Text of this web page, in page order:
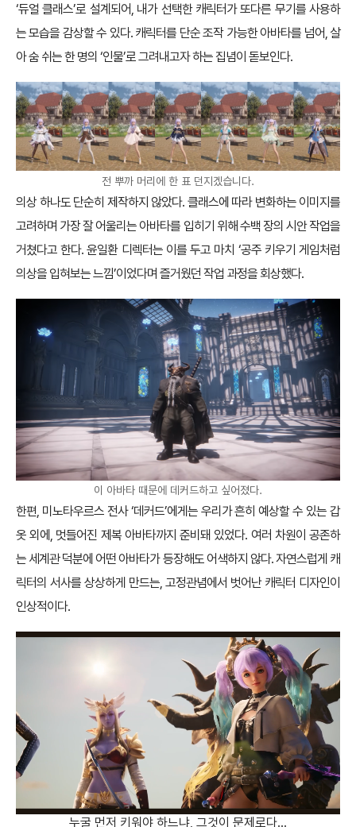
‘듀얼 클래스’로 설계되어, 내가 선택한 캐릭터가 또다른 무기를 사용하
는 모습을 감상할 수 있다. 캐릭터를 단순 조작 가능한 아바타를 넘어, 살
아 숨 쉬는 한 명의 ‘인물’로 그려내고자 하는 집념이 돋보인다.
전 뿌까 머리에 한 표 던지겠습니다.
의상 하나도 단순히 제작하지 않았다. 클래스에 따라 변화하는 이미지를
고려하며 가장 잘 어울리는 아바타를 입히기 위해 수백 장의 시안 작업을
거쳤다고 한다. 윤일환 디렉터는 이를 두고 마치 ‘공주 키우기 게임처럼
의상을 입혀보는 느낌’이었다며 즐거웠던 작업 과정을 회상했다.
이 아바타 때문에 데커드하고 싶어졌다.
한편, 미노타우르스 전사 ‘데커드’에게는 우리가 흔히 예상할 수 있는 갑
옷 외에, 멋들어진 제복 아바타까지 준비돼 있었다. 여러 차원이 공존하
는 세계관 덕분에 어떤 아바타가 등장해도 어색하지 않다. 자연스럽게 캐
릭터의 서사를 상상하게 만드는, 고정관념에서 벗어난 캐릭터 디자인이
인상적이다.
누굴 먼저 키워야 하느냐, 그것이 문제로다…